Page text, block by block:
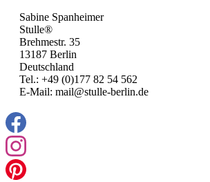
Sabine Spanheimer
Stulle®
Brehmestr. 35
13187 Berlin
Deutschland
Tel.: +49 (0)177 82 54 562
E-Mail: mail@stulle-berlin.de